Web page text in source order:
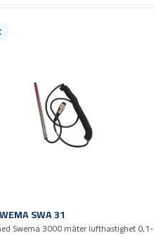
SWA 31
Swema 3000 mäter lufthastighet